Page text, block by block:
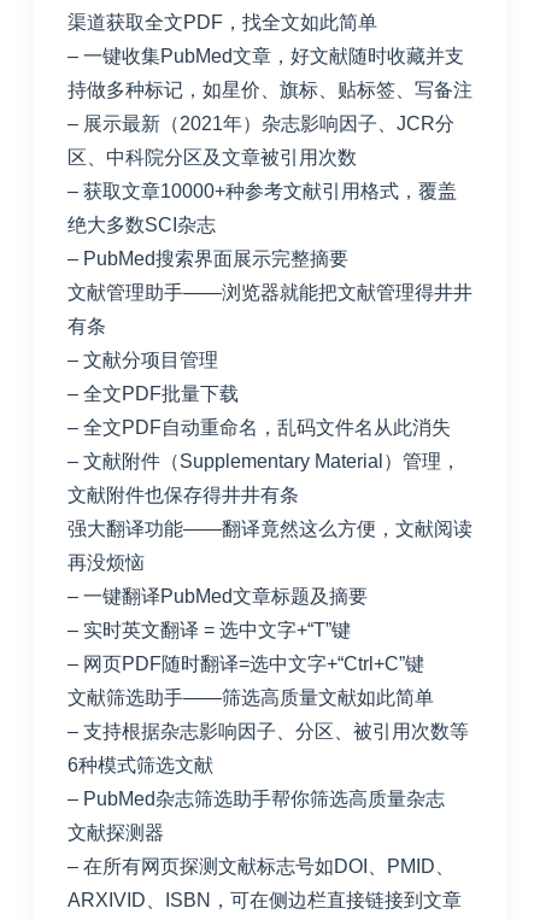
渠道获取全文PDF，找全文如此简单
– 一键收集PubMed文章，好文献随时收藏并支
持做多种标记，如星价、旗标、贴标签、写备注
– 展示最新（2021年）杂志影响因子、JCR分
区、中科院分区及文章被引用次数
– 获取文章10000+种参考文献引用格式，覆盖
绝大多数SCI杂志
– PubMed搜索界面展示完整摘要
文献管理助手——浏览器就能把文献管理得井井
有条
– 文献分项目管理
– 全文PDF批量下载
– 全文PDF自动重命名，乱码文件名从此消失
– 文献附件（Supplementary Material）管理，
文献附件也保存得井井有条
强大翻译功能——翻译竟然这么方便，文献阅读
再没烦恼
– 一键翻译PubMed文章标题及摘要
– 实时英文翻译 = 选中文字+“T”键
– 网页PDF随时翻译=选中文字+“Ctrl+C”键
文献筛选助手——筛选高质量文献如此简单
– 支持根据杂志影响因子、分区、被引用次数等
6种模式筛选文献
– PubMed杂志筛选助手帮你筛选高质量杂志
文献探测器
– 在所有网页探测文献标志号如DOI、PMID、
ARXIVID、ISBN，可在侧边栏直接链接到文章